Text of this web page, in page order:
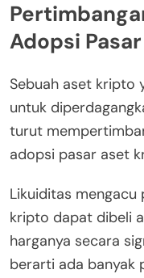
Adopsi Pasar
Sebuah aset kripto
untuk
turut
adopsi pasar aset
Likuiditas
kripto dapat dibeli
harganya secara
berarti ada banyak